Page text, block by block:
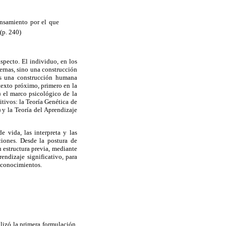
por el que
240)
El individuo, en los
sino una construcción
construcción humana
próximo, primero en la
el marco psicológico de la
la Teoría Genética de
y la Teoría del Aprendizaje
vida, las interpreta y las
Desde la postura de
previa, mediante
significativo, para
conocimientos.
la primera formulación,